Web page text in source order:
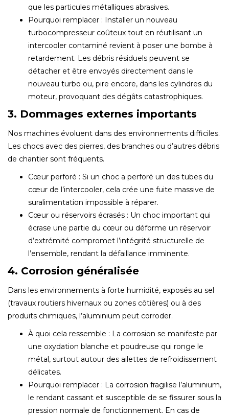
que les particules métalliques abrasives.
Pourquoi remplacer : Installer un nouveau
turbocompresseur coûteux tout en réutilisant un
intercooler contaminé revient à poser une bombe à
retardement. Les débris résiduels peuvent se
détacher et être envoyés directement dans le
nouveau turbo ou, pire encore, dans les cylindres du
moteur, provoquant des dégâts catastrophiques.
3. Dommages externes importants
Nos machines évoluent dans des environnements difficiles.
Les chocs avec des pierres, des branches ou d’autres débris
de chantier sont fréquents.
Cœur perforé : Si un choc a perforé un des tubes du
cœur de l’intercooler, cela crée une fuite massive de
suralimentation impossible à réparer.
Cœur ou réservoirs écrasés : Un choc important qui
écrase une partie du cœur ou déforme un réservoir
d’extrémité compromet l’intégrité structurelle de
l’ensemble, rendant la défaillance imminente.
4. Corrosion généralisée
Dans les environnements à forte humidité, exposés au sel
(travaux routiers hivernaux ou zones côtières) ou à des
produits chimiques, l’aluminium peut corroder.
À quoi cela ressemble : La corrosion se manifeste par
une oxydation blanche et poudreuse qui ronge le
métal, surtout autour des ailettes de refroidissement
délicates.
Pourquoi remplacer : La corrosion fragilise l’aluminium,
le rendant cassant et susceptible de se fissurer sous la
pression normale de fonctionnement. En cas de